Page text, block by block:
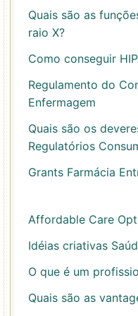
Quais são as
raio X?
Como conseguir
Regulamento do
Enfermagem
Quais são os
Regulatórios
Grants Farmácia
Affordable Care
Idéias criativas
O que é um
Quais são as